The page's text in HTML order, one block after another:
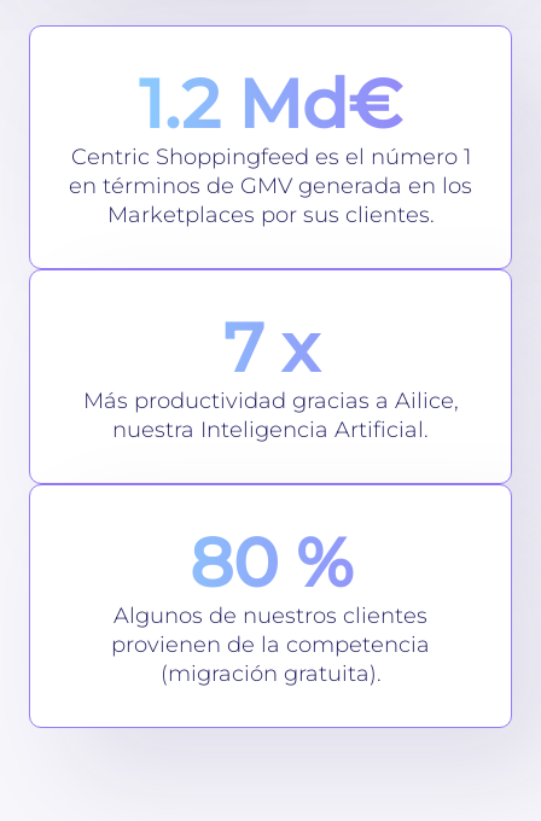
1.2 Md€
Centric Shoppingfeed es el número 1
en términos de GMV generada en los
Marketplaces por sus clientes.
7 x
Más productividad gracias a Ailice,
nuestra Inteligencia Artificial.
80 %
Algunos de nuestros clientes
provienen de la competencia
(migración gratuita).